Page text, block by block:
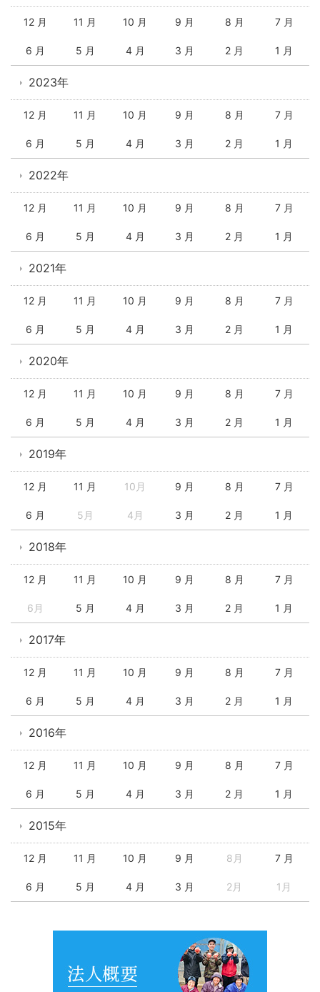
12 月 11 月 10 月 9 月 8 月 7 月
6 月 5 月 4 月 3 月 2 月 1 月
2023年
12 月 11 月 10 月 9 月 8 月 7 月
6 月 5 月 4 月 3 月 2 月 1 月
2022年
12 月 11 月 10 月 9 月 8 月 7 月
6 月 5 月 4 月 3 月 2 月 1 月
2021年
12 月 11 月 10 月 9 月 8 月 7 月
6 月 5 月 4 月 3 月 2 月 1 月
2020年
12 月 11 月 10 月 9 月 8 月 7 月
6 月 5 月 4 月 3 月 2 月 1 月
2019年
12 月 11 月 10月 9 月 8 月 7 月
6 月 5月 4月 3 月 2 月 1 月
2018年
12 月 11 月 10 月 9 月 8 月 7 月
6月 5 月 4 月 3 月 2 月 1 月
2017年
12 月 11 月 10 月 9 月 8 月 7 月
6 月 5 月 4 月 3 月 2 月 1 月
2016年
12 月 11 月 10 月 9 月 8 月 7 月
6 月 5 月 4 月 3 月 2 月 1 月
2015年
12 月 11 月 10 月 9 月 8月 7 月
6 月 5 月 4 月 3 月 2月 1月